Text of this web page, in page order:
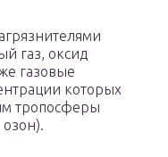
газ, оксид
газовые
которых
тропосферы